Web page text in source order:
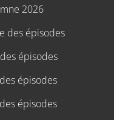
2026
des épisodes
épisodes
épisodes
épisodes